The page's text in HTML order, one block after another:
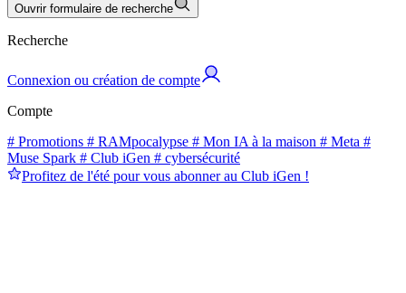
Ouvrir formulaire de recherche
Recherche
Connexion ou création de compte
Compte
# Promotions # RAMpocalypse # Mon IA à la maison # Meta #
Muse Spark # Club iGen # cybersécurité
Profitez de l'été pour vous abonner au Club iGen !